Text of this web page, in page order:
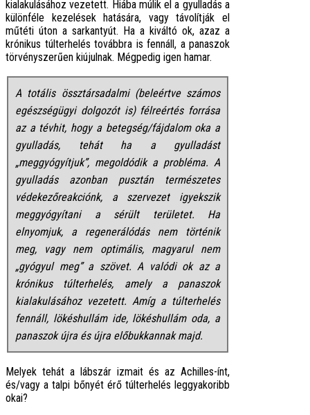
kialakulásához vezetett. Hiába múlik el a gyulladás a
különféle kezelések hatására, vagy távolítják el
műtéti úton a sarkantyút. Ha a kiváltó ok, azaz a
krónikus túlterhelés továbbra is fennáll, a panaszok
törvényszerűen kiújulnak. Mégpedig igen hamar.
A totális össztársadalmi (beleértve számos
egészségügyi dolgozót is) félreértés forrása
az a tévhit, hogy a betegség/fájdalom oka a
gyulladás, tehát ha a gyulladást
„meggyógyítjuk”, megoldódik a probléma. A
gyulladás azonban pusztán természetes
védekezőreakciónk, a szervezet igyekszik
meggyógyítani a sérült területet. Ha
elnyomjuk, a regenerálódás nem történik
meg, vagy nem optimális, magyarul nem
„gyógyul meg” a szövet. A valódi ok az a
krónikus túlterhelés, amely a panaszok
kialakulásához vezetett. Amíg a túlterhelés
fennáll, lökéshullám ide, lökéshullám oda, a
panaszok újra és újra előbukkannak majd.
Melyek tehát a lábszár izmait és az Achilles-ínt,
és/vagy a talpi bőnyét érő túlterhelés leggyakoribb
okai?